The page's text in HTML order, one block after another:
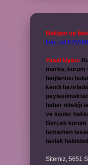
Reklam ve
Yasal Uyarı:
marka, kurum
bağlantısı
kendi
haber niteliği
ve kişiler
Gerçek
tamamen
taslak
Sitemiz, 5651